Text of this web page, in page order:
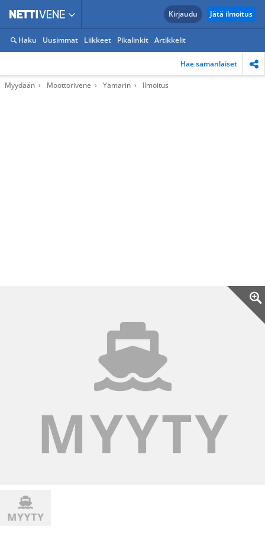
Kirjaudu Jätä ilmoitus
Haku Uusimmat Liikkeet Pikalinkit Artikkelit
Hae samanlaiset
Myydään Moottorivene Yamarin Ilmoitus